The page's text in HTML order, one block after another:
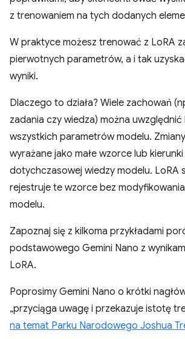
z trenowaniem na tych dodanych
W praktyce możesz trenować z LoRA
pierwotnych parametrów, a i tak
wyniki.
Dlaczego to działa? Wiele zachowań
zadania czy wiedza) można uwzględnić
wszystkich parametrów modelu.
wyrażane jako małe wzorce lub
dotychczasowej wiedzy modelu. LoRA
rejestruje te wzorce bez
modelu.
Zapoznaj się z kilkoma przykładami
podstawowego Gemini Nano z
LoRA.
Poprosimy Gemini Nano o krótki
„przyciąga uwagę i przekazuje istotę
na temat Parku Narodowego Joshua